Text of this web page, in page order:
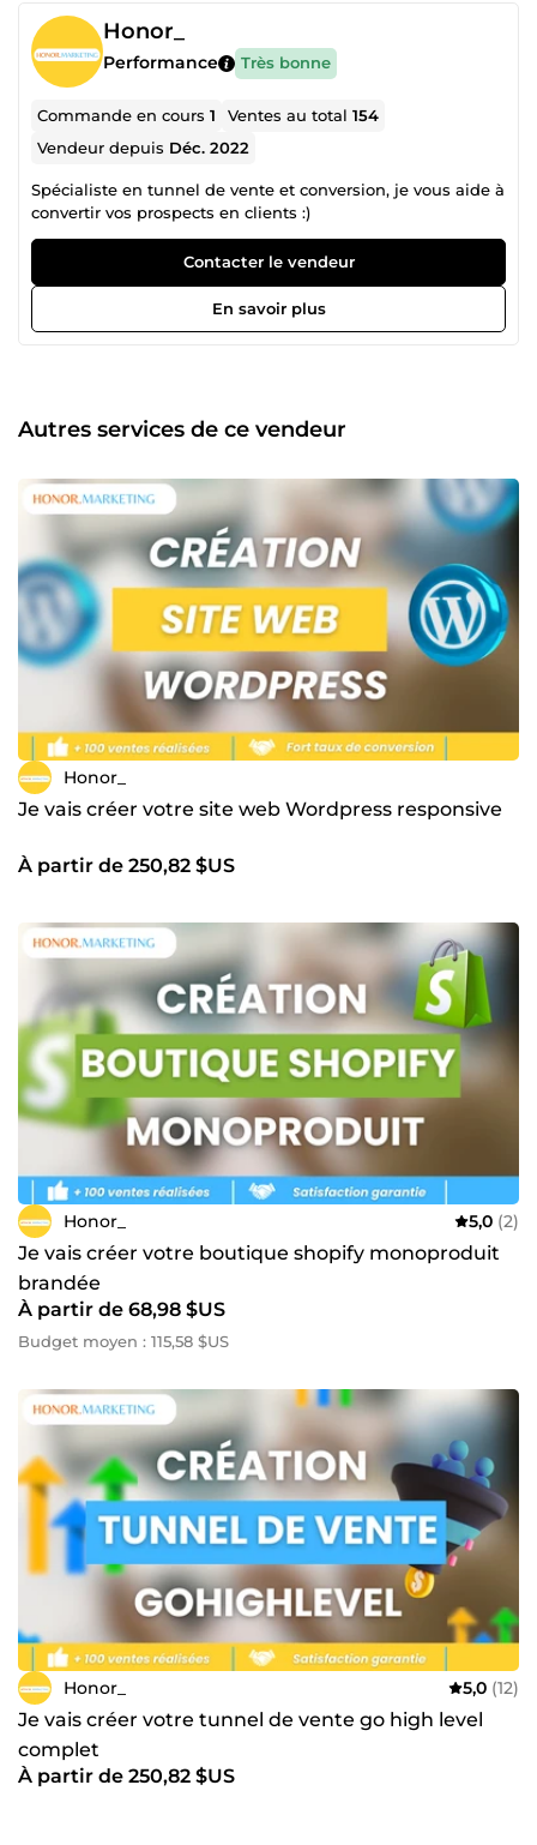
Honor_
Performance Très bonne
Commande en cours1 Ventes au total154
Vendeur depuis Déc. 2022
Spécialiste en tunnel de vente et conversion, je vous aide à
convertir vos prospects en clients :)
Contacter le vendeur
En savoir plus
Autres services de ce vendeur
Honor_
Je vais créer votre site web Wordpress responsive
À partir de 250,82 $US
Honor_ 5,0 (2)
Je vais créer votre boutique shopify monoproduit
brandée
À partir de 68,98 $US
Budget moyen : 115,58 $US
Honor_ 5,0 (12)
Je vais créer votre tunnel de vente go high level
complet
À partir de 250,82 $US